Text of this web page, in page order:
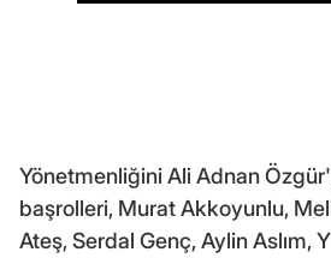
Yönetmenliğini Ali Adnan
başrolleri, Murat Akkoyunlu,
Ateş, Serdal Genç, Aylin Aslım,